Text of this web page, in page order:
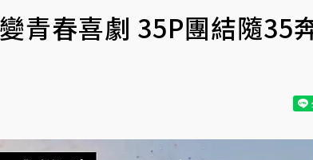
青春喜劇 35P團結隨35